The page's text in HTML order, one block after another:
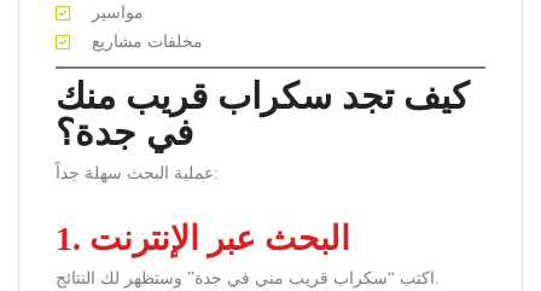
مواسير
مخلفات مشاريع
كيف تجد سكراب قريب منك
في جدة؟
عملية البحث سهلة جداً:
1. البحث عبر الإنترنت
اكتب “سكراب قريب مني في جدة” وستظهر لك النتائج.